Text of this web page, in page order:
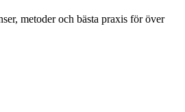
metoder och bästa praxis för över